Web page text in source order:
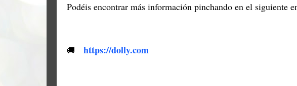
Podéis encontrar más información pinchando en el siguiente
🚚 https://dolly.com